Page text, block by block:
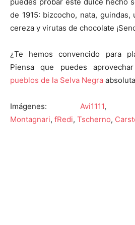
de 1915: bizcocho, nata,
cereza y virutas de chocolate
¿Te hemos convencido para
Piensa que puedes
pueblos de la Selva Negra
Imágenes:Avi1111,
Montagnari, fRedi, Tscherno,